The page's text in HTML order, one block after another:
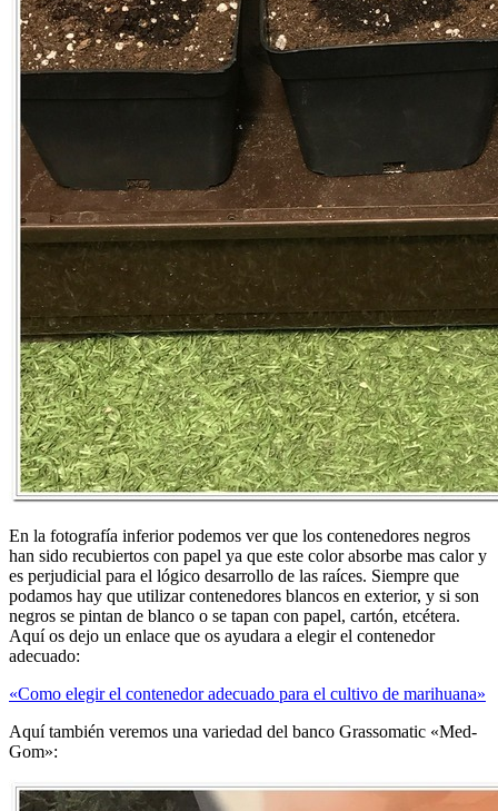
En la fotografía inferior podemos ver que los contenedores negros
han sido recubiertos con papel ya que este color absorbe mas calor y
es perjudicial para el lógico desarrollo de las raíces. Siempre que
podamos hay que utilizar contenedores blancos en exterior, y si son
negros se pintan de blanco o se tapan con papel, cartón, etcétera.
Aquí os dejo un enlace que os ayudara a elegir el contenedor
adecuado:
«Como elegir el contenedor adecuado para el cultivo de marihuana»
Aquí también veremos una variedad del banco Grassomatic «Med-
Gom»: